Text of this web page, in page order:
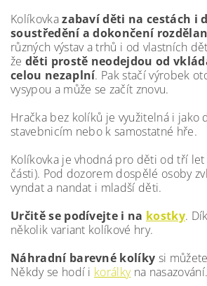
Kolíkovkazabaví děti na cestách i
soustředění a dokončení
různých výstav a trhů i od vlastních
že děti prostě neodejdou od
celou nezaplní. Pak stačí výrobek
vysypou a může se začít znovu.
Hračka bez kolíků je využitelná i jako
stavebnicím nebo k samostatné hře.
Kolíkovka je vhodná pro děti od tří let
části). Pod dozorem dospělé osoby
vyndat a nandat i mladší děti.
Určitě se podívejte i na kostky.
několik variant kolíkové hry.
Náhradní barevné kolíky si
Někdy se hodí i korálkyna nasazování.